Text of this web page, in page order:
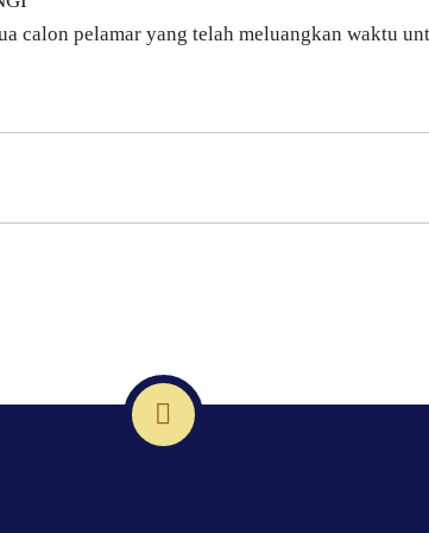
calon pelamar yang telah meluangkan waktu